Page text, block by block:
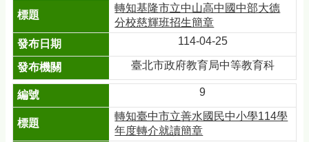
轉知基隆市立中山高中國中部大德
分校慈輝班招生簡章
114-04-25
臺北市政府教育局中等教育科
9
轉知臺中市立善水國民中小學114學
年度轉介就讀簡章